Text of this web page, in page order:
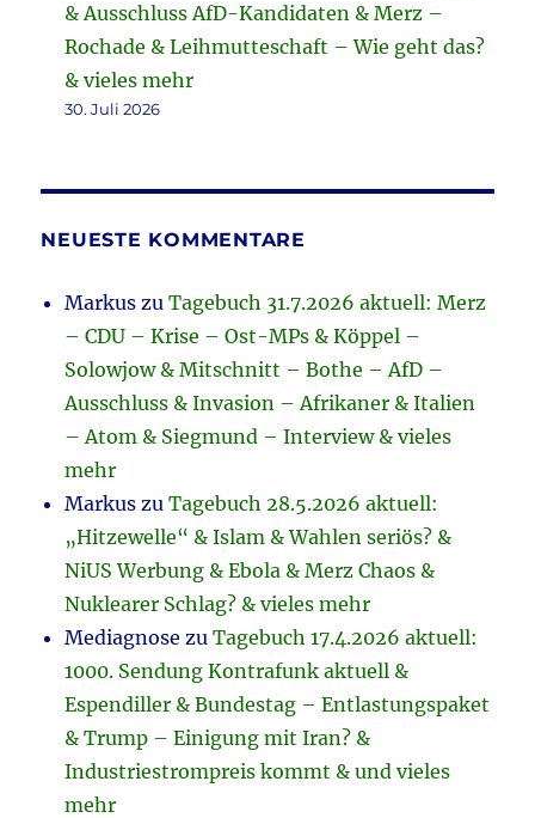
& Ausschluss AfD-Kandidaten & Merz –
Rochade & Leihmutteschaft – Wie geht das?
& vieles mehr
30. Juli 2026
NEUESTE KOMMENTARE
Markus zuTagebuch 31.7.2026 aktuell: Merz
– CDU – Krise – Ost-MPs & Köppel –
Solowjow & Mitschnitt – Bothe – AfD –
Ausschluss & Invasion – Afrikaner & Italien
– Atom & Siegmund – Interview & vieles
mehr
Markus zuTagebuch 28.5.2026 aktuell:
„Hitzewelle“ & Islam & Wahlen seriös? &
NiUS Werbung & Ebola & Merz Chaos &
Nuklearer Schlag? & vieles mehr
Mediagnose zuTagebuch 17.4.2026 aktuell:
1000. Sendung Kontrafunk aktuell &
Espendiller & Bundestag – Entlastungspaket
& Trump – Einigung mit Iran? &
Industriestrompreis kommt & und vieles
mehr